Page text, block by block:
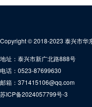
Copyright © 2018-2023 泰兴市华
地址：泰兴市新广北路888号
电话：0523-87699630
邮箱：371415106@qq.com
苏ICP备2024057799号-3